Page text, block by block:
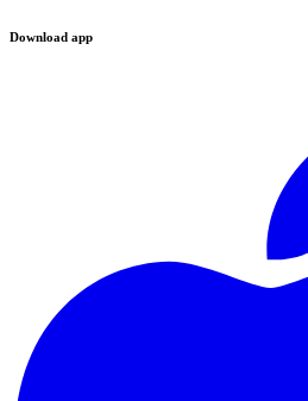
Download app